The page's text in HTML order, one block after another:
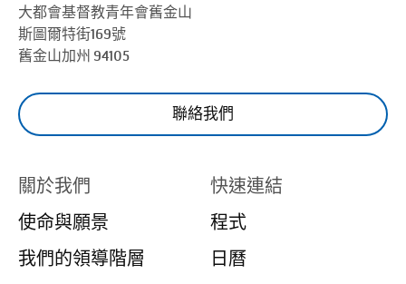
大都會基督教青年會舊金山
斯圖爾特街169號
舊金山加州 94105
聯絡我們
關於我們
使命與願景
我們的領導階層
快速連結
程式
日曆